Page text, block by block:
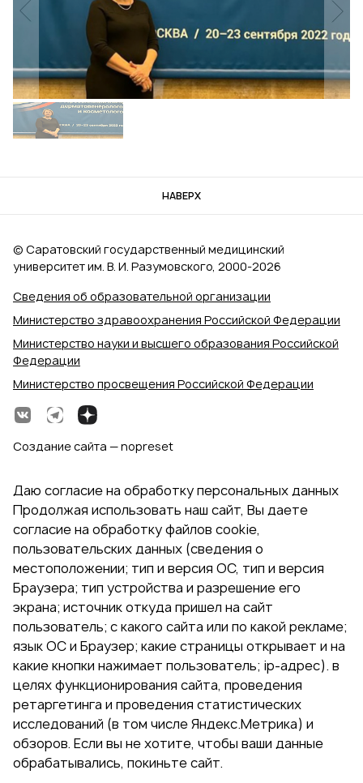
НАВЕРХ
Сведения об образовательной организации
Министерство здравоохранения Российской Федерации
Министерство науки и высшего образования Российской
Федерации
Министерство просвещения Российской Федерации
© Саратовский государственный медицинский
университет им. В. И. Разумовского, 2000‑2026
Создание сайта — nopreset
Даю согласие на обработку персональных данных
Продолжая использовать наш сайт, Вы даете
согласие на обработку файлов cookie,
пользовательских данных (сведения о
местоположении; тип и версия ОС, тип и версия
Браузера; тип устройства и разрешение его
экрана; источник откуда пришел на сайт
пользователь; с какого сайта или по какой рекламе;
язык ОС и Браузер; какие страницы открывает и на
какие кнопки нажимает пользователь; ip-адрес). в
целях функционирования сайта, проведения
ретаргетинга и проведения статистических
исследований (в том числе Яндекс.Метрика) и
обзоров. Если вы не хотите, чтобы ваши данные
обрабатывались, покиньте сайт.